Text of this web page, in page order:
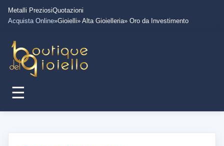
Metalli PreziosiQuotazioni
Acquista Online»Gioielli» Alta Gioielleria» Oro da Investimento
☰